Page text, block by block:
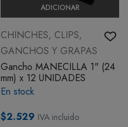
ADICIONAR
CHINCHES, CLIPS,
GANCHOS Y GRAPAS
Gancho MANECILLA 1" (24
mm) x 12 UNIDADES
En stock
$2.529 IVA incluido